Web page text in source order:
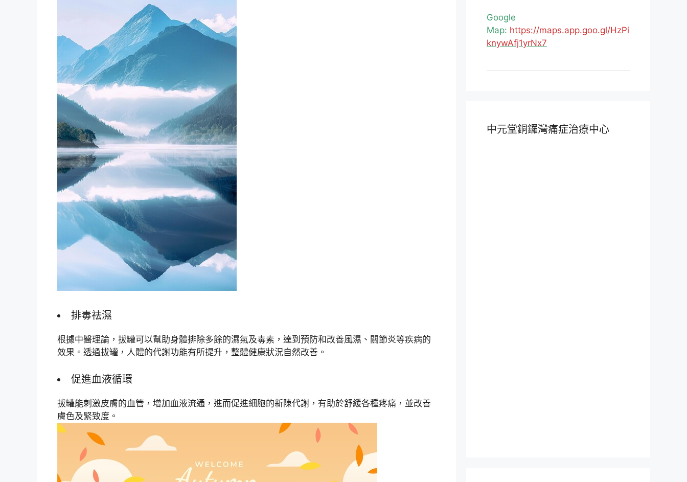
排毒祛濕
根據中醫理論，拔罐可以幫助身體排除多餘的濕氣及毒素，達到預防和改善風濕、關節炎等疾病的
效果。透過拔罐，人體的代謝功能有所提升，整體健康狀況自然改善。
促進血液循環
拔罐能刺激皮膚的血管，增加血液流通，進而促進細胞的新陳代謝，有助於舒緩各種疼痛，並改善
膚色及緊致度。
Google
Map: https://maps.app.goo.gl/HzPi
knywAfj1yrNx7
中元堂銅鑼灣痛症治療中心